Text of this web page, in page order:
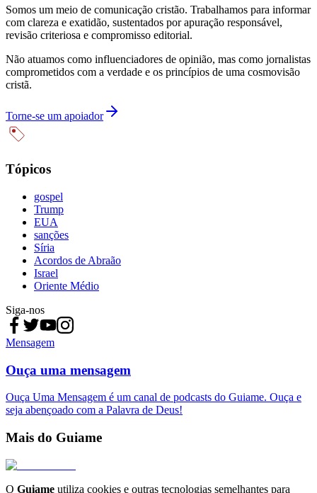
Somos um meio de comunicação cristão. Trabalhamos para informar
com clareza e exatidão, sustentados por apuração responsável,
revisão criteriosa e compromisso editorial.
Não atuamos como influenciadores de opinião, mas como jornalistas
comprometidos com a verdade e os princípios de uma cosmovisão
cristã.
Torne-se um apoiador
Tópicos
gospel
Trump
EUA
sanções
Síria
Acordos de Abraão
Israel
Oriente Médio
Siga-nos
Mensagem
Ouça uma mensagem
Ouça Uma Mensagem é um canal de podcasts do Guiame. Ouça e
seja abençoado com a Palavra de Deus!
Mais do Guiame
O Guiame utiliza cookies e outras tecnologias semelhantes para